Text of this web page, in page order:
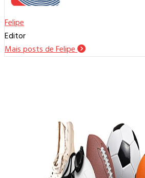
Felipe
Editor
Mais posts de Felipe